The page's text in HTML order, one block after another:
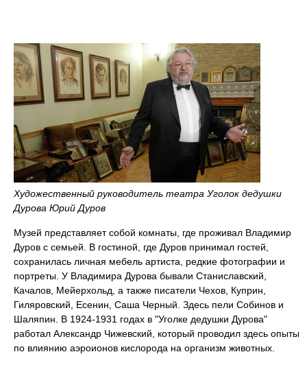
Художественный руководитель театра Уголок дедушки
Дурова Юрий Дуров
Музей представляет собой комнаты, где проживал Владимир
Дуров с семьей. В гостиной, где Дуров принимал гостей,
сохранилась личная мебель артиста, редкие фотографии и
портреты. У Владимира Дурова бывали Станиславский,
Качалов, Мейерхольд, а также писатели Чехов, Куприн,
Гиляровский, Есенин, Саша Черный. Здесь пели Собинов и
Шаляпин. В 1924-1931 годах в "Уголке дедушки Дурова"
работал Александр Чижевский, который проводил здесь опыты
по влиянию аэроионов кислорода на организм животных.